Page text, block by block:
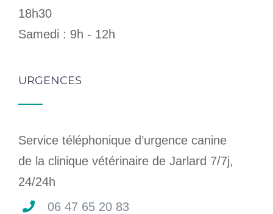
18h30
Samedi : 9h - 12h
URGENCES
Service téléphonique d’urgence canine
de la clinique vétérinaire de Jarlard 7/7j,
24/24h
06 47 65 20 83